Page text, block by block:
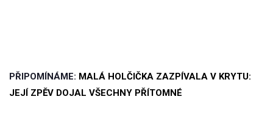
PŘIPOMÍNÁME: MALÁ HOLČIČKA ZAZPÍVALA V KRYTU:
JEJÍ ZPĚV DOJAL VŠECHNY PŘÍTOMNÉ